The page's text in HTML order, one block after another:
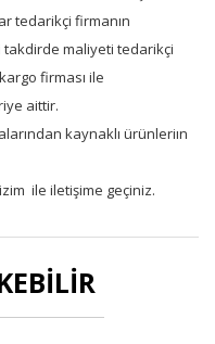
tedarikçi firmanın
takdirde maliyeti tedarikçi
firması ile
aittir.
kaynaklı ürünleriın
ile iletişime geçiniz.